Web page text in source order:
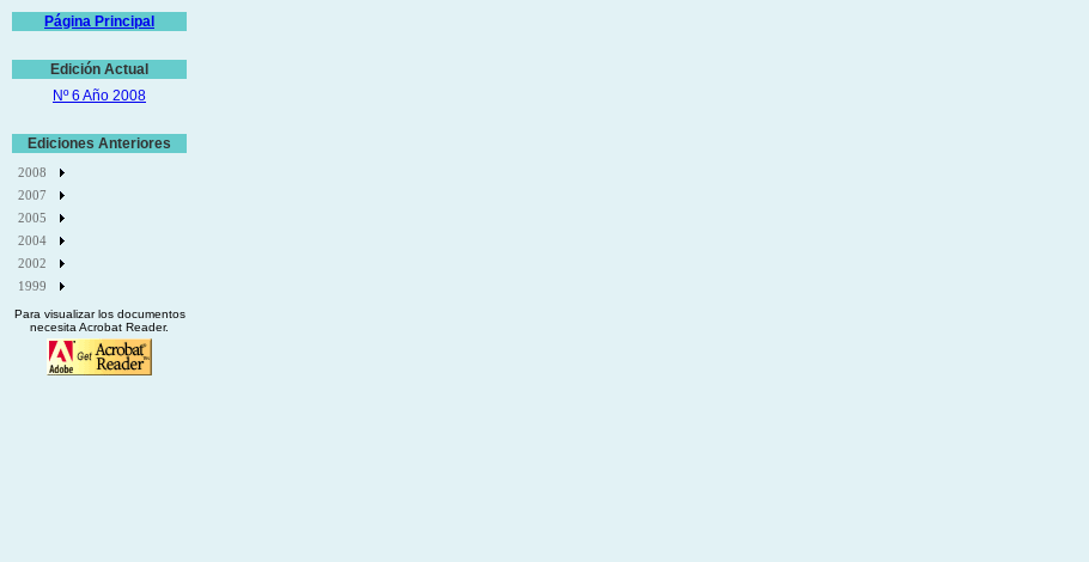
Página Principal
Edición Actual
Nº 6 Año 2008
Ediciones Anteriores
2008
2007
2005
2004
2002
1999
Para visualizar los documentos
necesita Acrobat Reader.